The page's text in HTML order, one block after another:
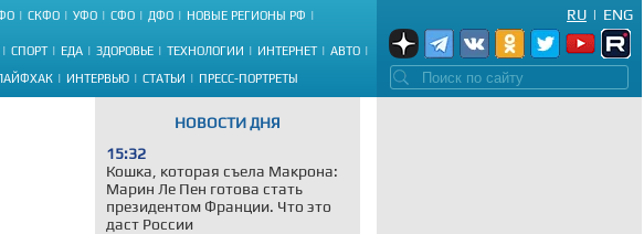
СКФО УФО СФО ДФО НОВЫЕ РЕГИОНЫ РФ
СПОРТ ЕДА ЗДОРОВЬЕ ТЕХНОЛОГИИ ИНТЕРНЕТ АВТО
ИНТЕРВЬЮ СТАТЬИ ПРЕСС-ПОРТРЕТЫ
ENG
|
RU
НОВОСТИ ДНЯ
15:32
Кошка, которая съела Макрона:
Марин Ле Пен готова стать
президентом Франции. Что это
даст России